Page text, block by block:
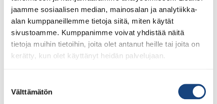
jaamme sosiaalisen median, mainosalan ja analytiikka-
alan kumppaneillemme tietoja siitä, miten käytät
sivustoamme. Kumppanimme voivat yhdistää näitä
tietoja muihin tietoihin, joita olet antanut heille tai joita on
kerätty, kun olet käyttänyt heidän palvelujaan.
valinta
Välttämätön
28.7.2026
Voit 1.8.2026 lähtien ostaa Judoliiton lisenssin kaudelle